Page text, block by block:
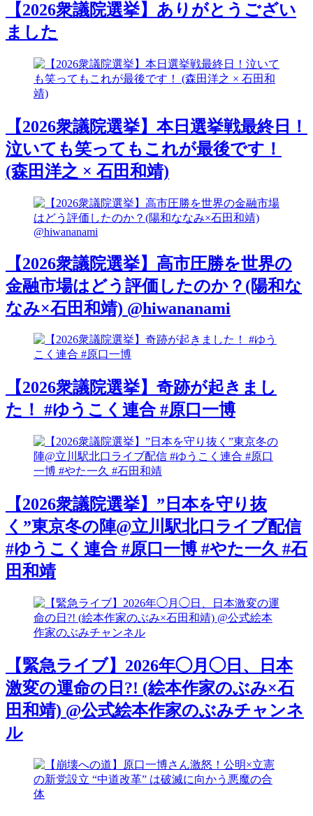
【2026衆議院選挙】ありがとうござい
ました
【2026衆議院選挙】本日選挙戦最終日！
泣いても笑ってもこれが最後です！
(森田洋之 × 石田和靖)
【2026衆議院選挙】高市圧勝を世界の
金融市場はどう評価したのか？(陽和な
なみ×石田和靖) @hiwananami
【2026衆議院選挙】奇跡が起きまし
た！ #ゆうこく連合 #原口一博
【2026衆議院選挙】”日本を守り抜
く”東京冬の陣@立川駅北口ライブ配信
#ゆうこく連合 #原口一博 #やた一久 #石
田和靖
【緊急ライブ】2026年◯月◯日、日本
激変の運命の日?! (絵本作家のぶみ×石
田和靖) @公式絵本作家のぶみチャンネ
ル